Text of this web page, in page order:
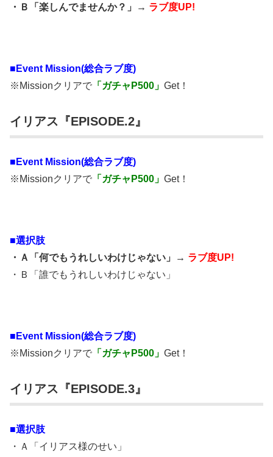
・Ｂ「楽しんでませんか？」→ ラブ度UP!
■ Event Mission(総合ラブ度)
※Missionクリアで 「ガチャP500」 Get！
イリアス『EPISODE.2』
■ Event Mission(総合ラブ度)
※Missionクリアで 「ガチャP500」 Get！
■選択肢
・Ａ「何でもうれしいわけじゃない」→ ラブ度UP!
・Ｂ「誰でもうれしいわけじゃない」
■ Event Mission(総合ラブ度)
※Missionクリアで 「ガチャP500」 Get！
イリアス『EPISODE.3』
■選択肢
・Ａ「イリアス様のせい」